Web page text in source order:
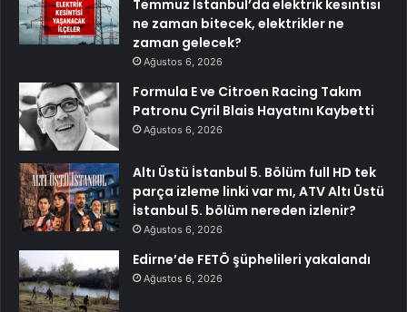
Temmuz İstanbul’da elektrik kesintisi
ne zaman bitecek, elektrikler ne
zaman gelecek?
Ağustos 6, 2026
Formula E ve Citroen Racing Takım
Patronu Cyril Blais Hayatını Kaybetti
Ağustos 6, 2026
Altı Üstü İstanbul 5. Bölüm full HD tek
parça izleme linki var mı, ATV Altı Üstü
İstanbul 5. bölüm nereden izlenir?
Ağustos 6, 2026
Edirne’de FETÖ şüphelileri yakalandı
Ağustos 6, 2026